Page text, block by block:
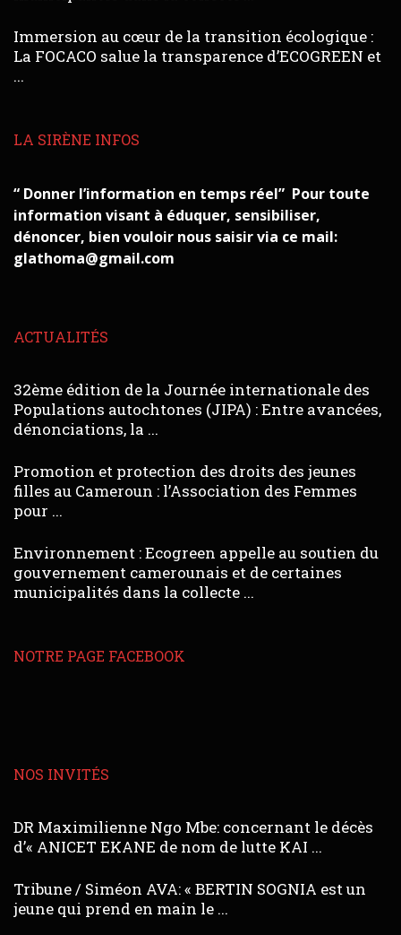
Immersion au cœur de la transition écologique :
La FOCACO salue la transparence d’ECOGREEN et
...
LA SIRÈNE INFOS
“ Donner l’information en temps réel” Pour toute
information visant à éduquer, sensibiliser,
dénoncer, bien vouloir nous saisir via ce mail:
glathoma@gmail.com
ACTUALITÉS
32ème édition de la Journée internationale des
Populations autochtones (JIPA) : Entre avancées,
dénonciations, la ...
Promotion et protection des droits des jeunes
filles au Cameroun : l’Association des Femmes
pour ...
Environnement : Ecogreen appelle au soutien du
gouvernement camerounais et de certaines
municipalités dans la collecte ...
NOTRE PAGE FACEBOOK
NOS INVITÉS
DR Maximilienne Ngo Mbe: concernant le décès
d’« ANICET EKANE de nom de lutte KAI ...
Tribune / Siméon AVA: « BERTIN SOGNIA est un
jeune qui prend en main le ...